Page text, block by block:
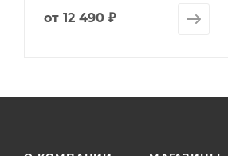
от 12 490 ₽